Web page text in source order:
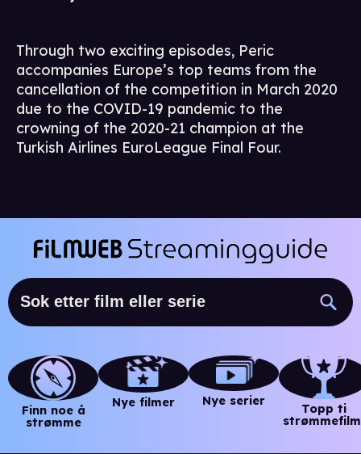
Through two exciting episodes, Peric
accompanies Europe’s top teams from the
cancellation of the competition in March 2020
due to the COVID-19 pandemic to the
crowning of the 2020-21 champion at the
Turkish Airlines EuroLeague Final Four.
Finn noe å
strømme
Nye filmer Nye serier
Topp ti